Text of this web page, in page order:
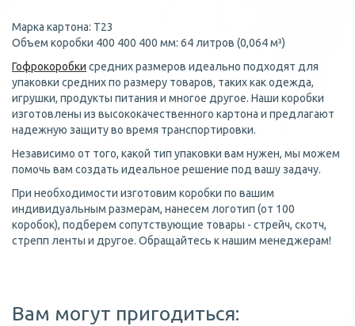
Марка картона: Т23
Объем коробки 400 400 400 мм: 64 литров (0,064 м³)
Гофрокоробки средних размеров идеально подходят для
упаковки средних по размеру товаров, таких как одежда,
игрушки, продукты питания и многое другое. Наши коробки
изготовлены из высококачественного картона и предлагают
надежную защиту во время транспортировки.
Независимо от того, какой тип упаковки вам нужен, мы можем
помочь вам создать идеальное решение под вашу задачу.
При необходимости изготовим коробки по вашим
индивидуальным размерам, нанесем логотип (от 100
коробок), подберем сопутствующие товары - стрейч, скотч,
стрепп ленты и другое. Обращайтесь к нашим менеджерам!
Вам могут пригодиться: